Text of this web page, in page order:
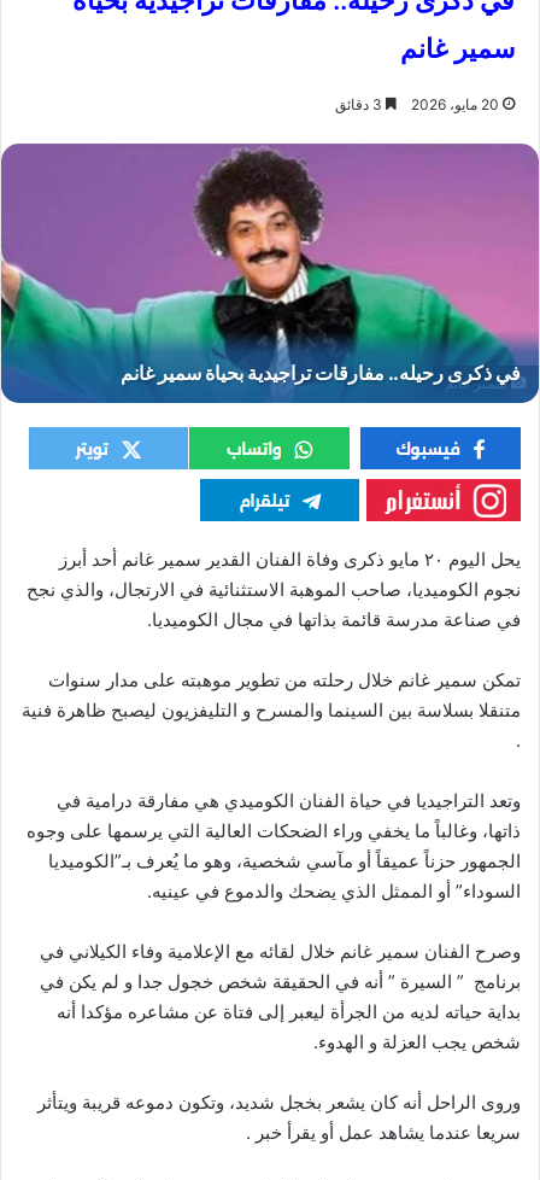
سمير غانم
20 مايو، 2026
سمير غانم
يحل اليوم ٢٠ مايو ذكرى وفاة الفنان القدير سمير غانم أحد أبرز
نجوم الكوميديا، صاحب الموهبة الاستثنائية في الارتجال، والذي نجح
في صناعة مدرسة قائمة بذاتها في مجال الكوميديا.
تمكن سمير غانم خلال رحلته من تطوير موهبته على مدار سنوات
متنقلا بسلاسة بين السينما والمسرح و التليفزيون ليصبح ظاهرة فنية
.
وتعد التراجيديا في حياة الفنان الكوميدي هي مفارقة درامية في
ذاتها، وغالباً ما يخفي وراء الضحكات العالية التي يرسمها على وجوه
الجمهور حزناً عميقاً أو مآسي شخصية، وهو ما يُعرف بـ”الكوميديا
السوداء” أو الممثل الذي يضحك والدموع في عينيه.
وصرح الفنان سمير غانم خلال لقائه مع الإعلامية وفاء الكيلاني في
برنامج ” السيرة ” أنه في الحقيقة شخص خجول جدا و لم يكن في
بداية حياته لديه من الجرأة ليعبر إلى فتاة عن مشاعره مؤكدا أنه
شخص يجب العزلة و الهدوء.
وروى الراحل أنه كان يشعر بخجل شديد، وتكون دموعه قريبة ويتأثر
سريعا عندما يشاهد عمل أو يقرأ خبر .